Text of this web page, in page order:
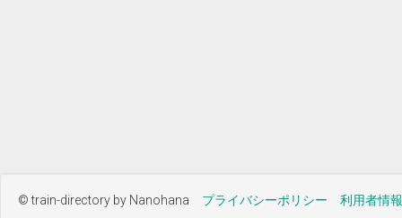
© train-directory by Nanohana プライバシーポリシー 利用者情